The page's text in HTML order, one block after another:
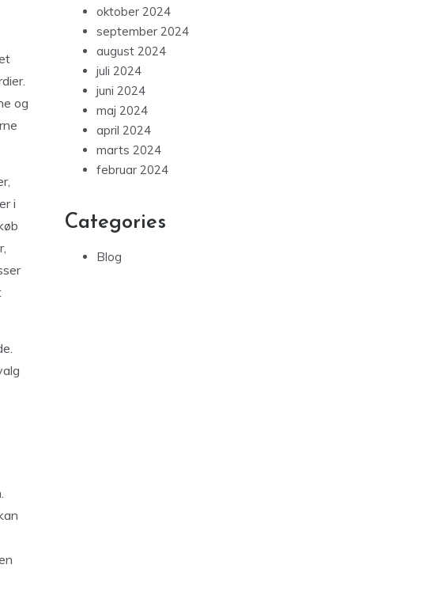
og
i
oktober 2024
september 2024
august 2024
juli 2024
juni 2024
maj 2024
april 2024
marts 2024
februar 2024
Categories
Blog